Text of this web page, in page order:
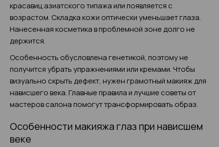
красавиц азиатского типажа или появляется с
возрастом. Складка кожи оптически уменьшает глаза.
Нанесенная косметика в проблемной зоне долго не
держится.
Особенность обусловлена генетикой, поэтому не
получится убрать упражнениями или кремами. Чтобы
визуально скрыть дефект, нужен грамотный макияж для
нависшего века. Главные правила и лучшие советы от
мастеров салона помогут трансформировать образ.
Особенности макияжа глаз при нависшем
веке